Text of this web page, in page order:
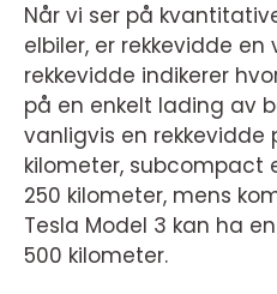
Når vi ser på
elbiler, er rekkevidde en
rekkevidde indikerer
på en enkelt lading av
vanligvis en rekkevidde
kilometer, subcompact
250 kilometer, mens
Tesla Model 3 kan ha
500 kilometer.